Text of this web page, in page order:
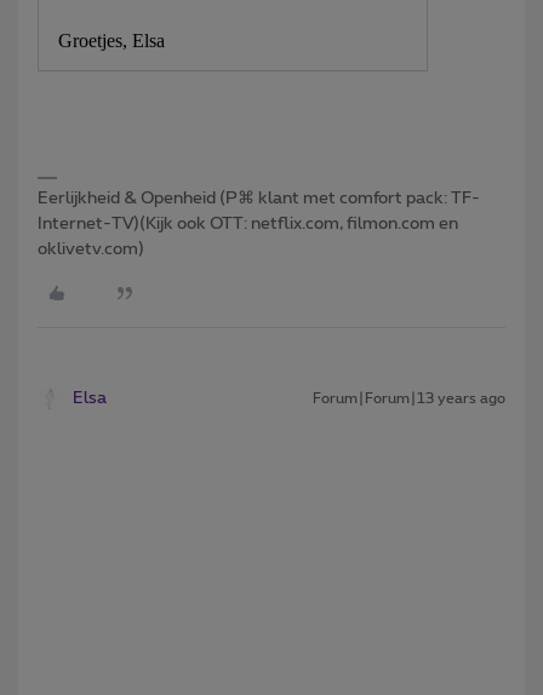
Groetjes, Elsa
Eerlijkheid & Openheid (P⌘ klant met comfort pack: TF-
Internet-TV)(Kijk ook OTT: netflix.com, filmon.com en
oklivetv.com)
Elsa Forum|Forum|13 years ago